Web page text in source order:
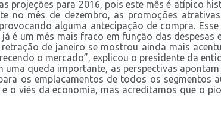
projeções para 2016, pois este mês é atípico
no mês de dezembro, as promoções
alguma antecipação de compra.
é um mês mais fraco em função das
de janeiro se mostrou ainda mais
o mercado”, explicou o presidente da
queda importante, as perspectivas
os emplacamentos de todos os segmentos
viés da economia, mas acreditamos que o